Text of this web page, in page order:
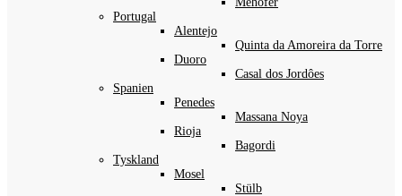
Portugal
Alentejo
Quinta da Amoreira da Torre
Duoro
Casal dos Jordôes
Spanien
Penedes
Massana Noya
Rioja
Bagordi
Tyskland
Mosel
Stülb